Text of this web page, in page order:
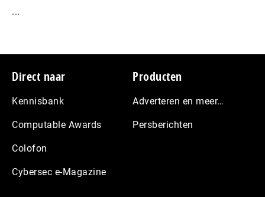
...
Footer
Direct naar
Kennisbank
Computable Awards
Colofon
Cybersec e-Magazine
Producten
Adverteren en meer…
Persberichten